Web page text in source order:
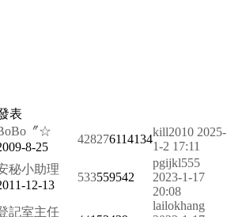
表
〞☆
8-25
428276114134
kill2010 2025-
1-2 17:11
秘小助理
12-13
533559542
pgijkl555
2023-1-17
20:08
記室主任
lailokhang